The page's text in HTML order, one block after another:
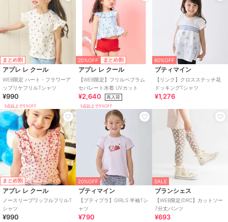
まとめ割
アプレ レ クール
WEB限定 ハート・フラワーア
ップリケフリルTシャツ
¥990
3点以上で5%OFF
20%OFF まとめ割
アプレ レ クール
【WEB限定】フリルペプラム
セパレート水着 UVカット
¥2,640 再入荷
3点以上で5%OFF
60%OFF
プティマイン
【リンク】クロスステッチ花
ドッキングTシャツ
¥1,276
まとめ割
アプレ レ クール
ノースリーブワッフルフリルT
シャツ
¥990
20%OFF
プティマイン
【プティプラ】GIRLS 半袖Tシ
ャツ
¥790
SALE
ブランシェス
【WEB限定/DRC】カットソー
7分丈パンツ
¥693